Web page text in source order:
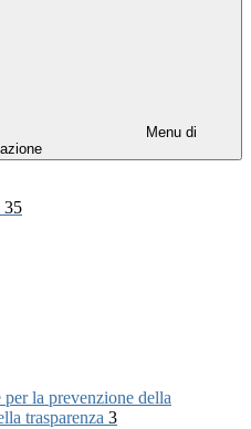
Menu di
35
la prevenzione della
trasparenza 3